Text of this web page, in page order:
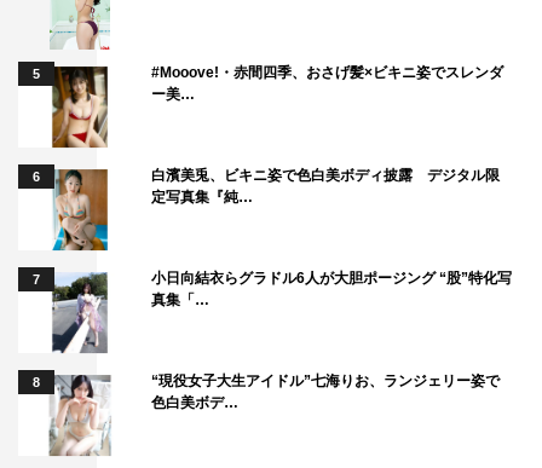
5
#Mooove!・赤間四季、おさげ髪×ビキニ姿でスレンダ
ー美…
6
白濱美兎、ビキニ姿で色白美ボディ披露 デジタル限
定写真集『純…
7
小日向結衣らグラドル6人が大胆ポージング “股”特化写
真集「…
8
“現役女子大生アイドル”七海りお、ランジェリー姿で
色白美ボデ…